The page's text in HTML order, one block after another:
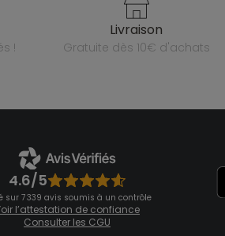
!
livraison
gratuite dès 10€ d'achats
4.6/5
sur 7 339 avis soumis à un contrôle
l’attestation de confiance
Consulter les CGU